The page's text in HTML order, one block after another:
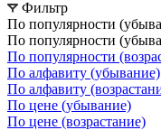
Фильтр
По популярности
По популярности
По популярности
По алфавиту (убывание)
По алфавиту
По цене (убывание)
По цене (возрастание)